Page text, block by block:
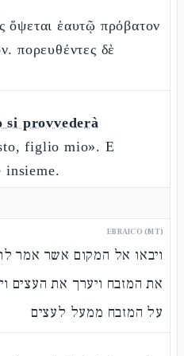
ὄψεται ἑαυτῷ πρόβατον
πορευθέντες δὲ
si provvederà
figlio mio». E
insieme.
EBRAICO (MT)
ויבאו אל המקום אשר אמר
את המזבח ויערך את העצים
על המזבח ממעל לעצים